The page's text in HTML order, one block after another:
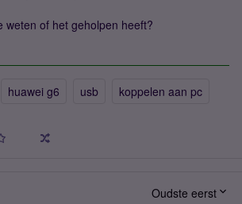
weten of het geholpen heeft?
huawei g6 usb koppelen aan pc
Oudste eerst